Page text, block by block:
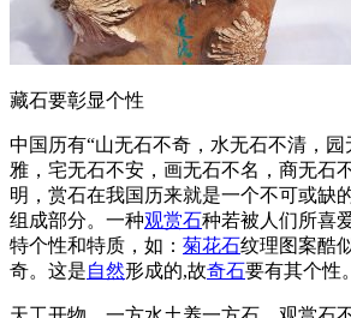
藏石要彰显个性
中国历有“山无石不奇，水无石不清，
雅，宅无石不安，画无石不名，商无石
明，赏石在我国历来就是一个不可或缺
组成部分。一种观赏石种若被人们所喜
特个性和特质，如： 菊花石纹理图案酷
奇。这是自然形成的,故奇石要有其个性。